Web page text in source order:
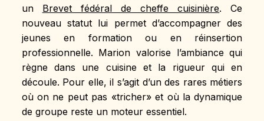
un Brevet fédéral de cheffe cuisinière. Ce
nouveau statut lui permet d’accompagner des
jeunes en formation ou en réinsertion
professionnelle. Marion valorise l’ambiance qui
règne dans une cuisine et la rigueur qui en
découle. Pour elle, il s’agit d’un des rares métiers
où on ne peut pas «tricher» et où la dynamique
de groupe reste un moteur essentiel.